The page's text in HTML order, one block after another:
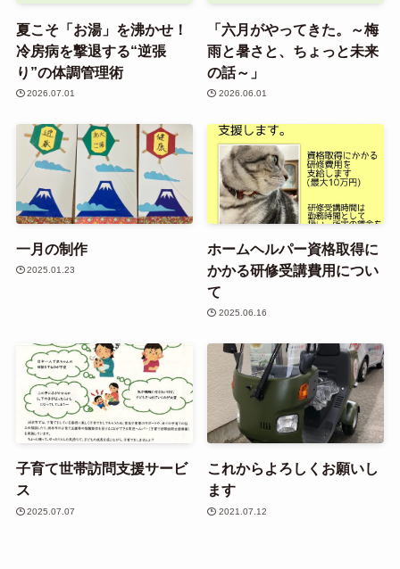
夏こそ「お湯」を沸かせ！
冷房病を撃退する“逆張
り”の体調管理術
2026.07.01
「六月がやってきた。～梅
雨と暑さと、ちょっと未来
の話～」
2026.06.01
一月の制作
2025.01.23
ホームヘルパー資格取得に
かかる研修受講費用につい
て
2025.06.16
子育て世帯訪問支援サービ
ス
2025.07.07
これからよろしくお願いし
ます
2021.07.12